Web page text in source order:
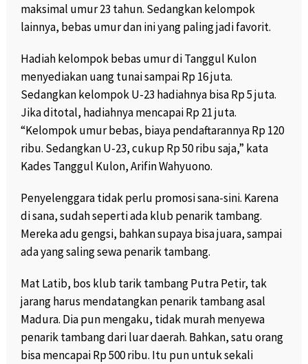
maksimal umur 23 tahun. Sedangkan kelompok
lainnya, bebas umur dan ini yang paling jadi favorit.
Hadiah kelompok bebas umur di Tanggul Kulon
menyediakan uang tunai sampai Rp 16 juta.
Sedangkan kelompok U-23 hadiahnya bisa Rp 5 juta.
Jika ditotal, hadiahnya mencapai Rp 21 juta.
“Kelompok umur bebas, biaya pendaftarannya Rp 120
ribu. Sedangkan U-23, cukup Rp 50 ribu saja,” kata
Kades Tanggul Kulon, Arifin Wahyuono.
Penyelenggara tidak perlu promosi sana-sini. Karena
di sana, sudah seperti ada klub penarik tambang.
Mereka adu gengsi, bahkan supaya bisa juara, sampai
ada yang saling sewa penarik tambang.
Mat Latib, bos klub tarik tambang Putra Petir, tak
jarang harus mendatangkan penarik tambang asal
Madura. Dia pun mengaku, tidak murah menyewa
penarik tambang dari luar daerah. Bahkan, satu orang
bisa mencapai Rp 500 ribu. Itu pun untuk sekali